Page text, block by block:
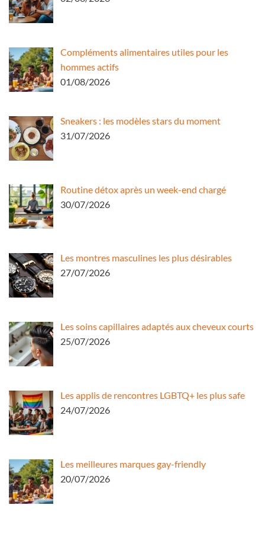
Compléments alimentaires utiles pour les
hommes actifs
01/08/2026
Sneakers : les modèles stars du moment
31/07/2026
Routine détox après un week-end chargé
30/07/2026
Les montres masculines les plus désirables
27/07/2026
Les soins capillaires adaptés aux cheveux courts
25/07/2026
Les applis de rencontres LGBTQ+ les plus safe
24/07/2026
Les meilleures marques gay-friendly
20/07/2026